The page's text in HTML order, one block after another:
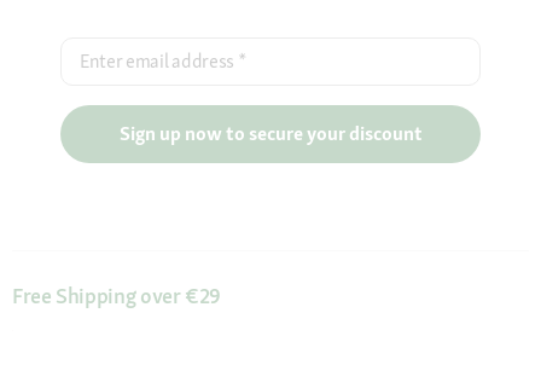
Enter email address *
Sign up now to secure your discount
Free Shipping over €29